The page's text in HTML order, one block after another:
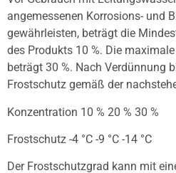
angemessenen Korrosions- und
gewährleisten, beträgt die
des Produkts 10 %. Die
beträgt 30 %. Nach Verdünnung
Frostschutz gemäß der
Konzentration 10 % 20 % 30 %
Frostschutz -4 °C -9 °C -14 °C
Der Frostschutzgrad kann mit